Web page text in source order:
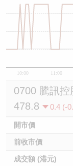
10:00 11:00
0700 騰訊控
478.8
0.4 (-
開市價
前收市價
成交額 (港元)